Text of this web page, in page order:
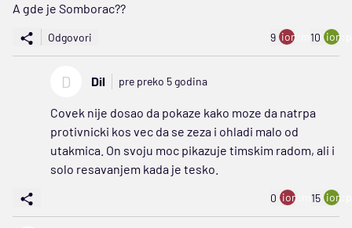
A gde je Somborac??
Odgovori 9 ion:minus
10
D Dil pre preko 5 godina
Covek nije dosao da pokaze kako moze da natrpa
protivnicki kos vec da se zeza i ohladi malo od
utakmica. On svoju moc pikazuje timskim radom, ali i
solo resavanjem kada je tesko.
0 ion:minus
15